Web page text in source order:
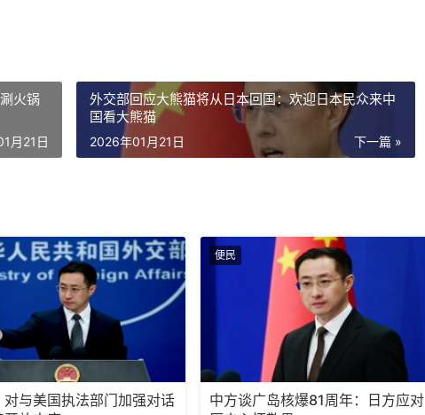
火锅
月21日
外交部回应大熊猫将从日本回国：欢迎日本民众来中
国看大熊猫
下一篇 »
2026年01月21日
对与美国执法部门加强对话
便民
中方谈广岛核爆81周年：日方应对